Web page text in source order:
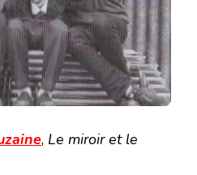
, Le miroir et le